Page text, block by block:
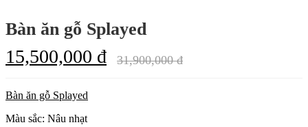
Bàn ăn gỗ Splayed
15,500,000 đ 31,900,000 đ
Bàn ăn gỗ Splayed
Màu sắc: Nâu nhạt